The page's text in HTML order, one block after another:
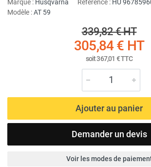
Marque : Husqvarna Référence : HU
Modèle :AT 59
339,82 €HT
305,84 € HT
soit367,01 €TTC
Ajouter au panier
Demander un devis
Voir les modes de